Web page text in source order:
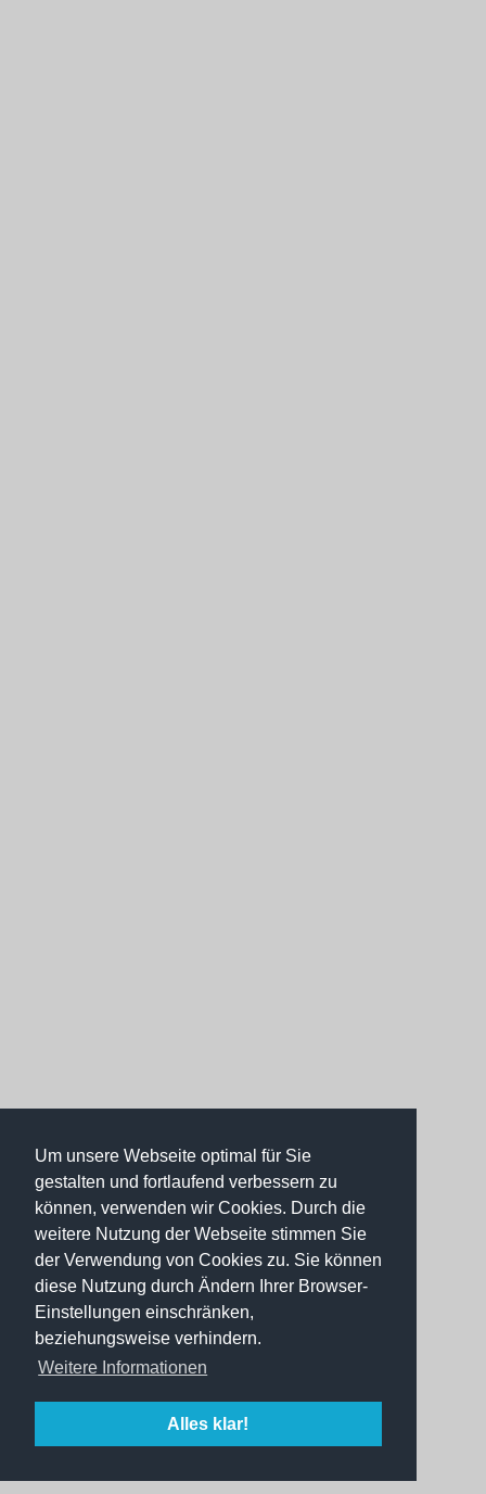
Um unsere Webseite optimal für Sie
gestalten und fortlaufend verbessern zu
können, verwenden wir Cookies. Durch die
weitere Nutzung der Webseite stimmen Sie
der Verwendung von Cookies zu. Sie können
diese Nutzung durch Ändern Ihrer Browser-
Einstellungen einschränken,
beziehungsweise verhindern.
Weitere Informationen
Alles klar!